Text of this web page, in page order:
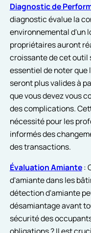
Diagnostic de
diagnostic évalue la
environnemental d'un
propriétaires auront
croissante de cet outil
essentiel de noter que
seront plus valides à
que vous devez vous
des complications.
nécessité pour les
informés des
des transactions.
Évaluation Amiante:
d'amiante dans les
détection d'amiante
désamiantage avant
sécurité des